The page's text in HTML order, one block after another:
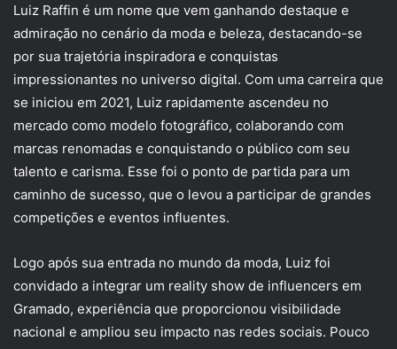
Luiz Raffin é um nome que vem ganhando destaque e
admiração no cenário da moda e beleza, destacando-se
por sua trajetória inspiradora e conquistas
impressionantes no universo digital. Com uma carreira que
se iniciou em 2021, Luiz rapidamente ascendeu no
mercado como modelo fotográfico, colaborando com
marcas renomadas e conquistando o público com seu
talento e carisma. Esse foi o ponto de partida para um
caminho de sucesso, que o levou a participar de grandes
competições e eventos influentes.
Logo após sua entrada no mundo da moda, Luiz foi
convidado a integrar um reality show de influencers em
Gramado, experiência que proporcionou visibilidade
nacional e ampliou seu impacto nas redes sociais. Pouco